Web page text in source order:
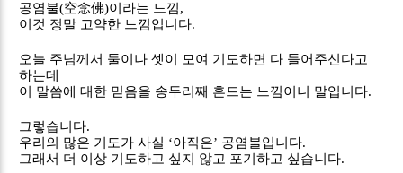
공염불(空念佛)이라는 느낌,
이것 정말 고약한 느낌입니다.
오늘 주님께서 둘이나 셋이 모여 기도하면 다 들어주신다고
하는데
이 말씀에 대한 믿음을 송두리째 흔드는 느낌이니 말입니다.
그렇습니다.
우리의 많은 기도가 사실 ‘아직은’ 공염불입니다.
그래서 더 이상 기도하고 싶지 않고 포기하고 싶습니다.